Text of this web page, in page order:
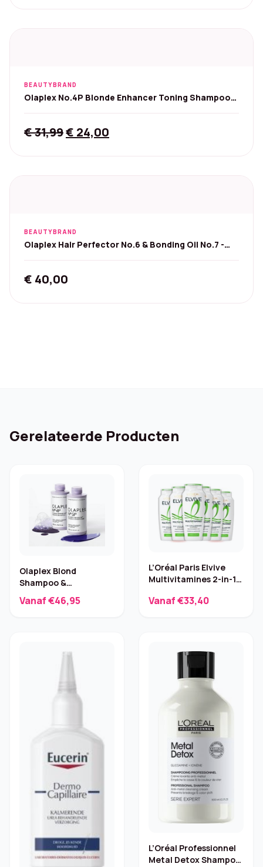
BEAUTYBRAND
Olaplex No.4P Blonde Enhancer Toning Shampoo
€31,99Original
€ 24,00
BEAUTYBRAND
Olaplex Hair Perfector No.6 & Bonding Oil No.7 -
€ 40,00
Gerelateerde Producten
Olaplex Blond
Shampoo &
Conditioner No.4P +
No.5P – 2x250ml
Vanaf €46,95
L’Oréal Paris Elvive
Multivitamines 2-in-1
Vanaf €33,40
L’Oréal Professionnel
Metal Detox Shampoo